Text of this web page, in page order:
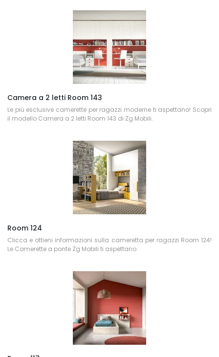
Camera a 2 letti Room 143
Le più esclusive camerette per ragazzi moderne ti aspettano! Scopri
il modello Camera a 2 letti Room 143 di Zg Mobili.
Room 124
Clicca e ottieni informazioni sulla cameretta per ragazzi Room 124!
Le Camerette a ponte Zg Mobili ti aspettano.